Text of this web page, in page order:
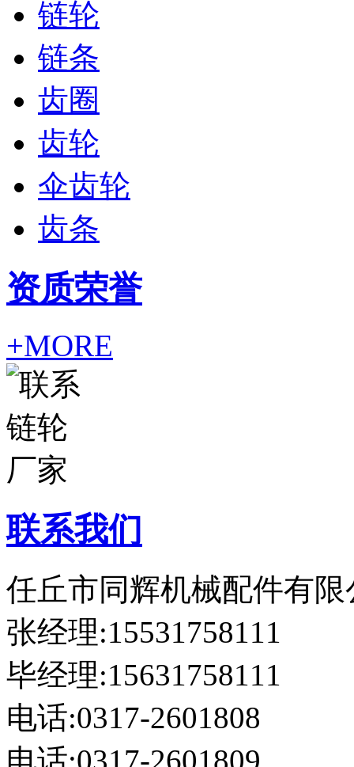
链轮
链条
齿圈
齿轮
伞齿轮
齿条
资质荣誉
+MORE
联系我们
任丘市同辉机械配件有限
张经理:15531758111
毕经理:15631758111
电话:0317-2601808